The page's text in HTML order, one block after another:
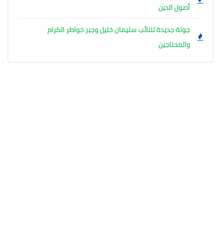
أصول الدين
جولة جديدة للنائب سليمان خليل وجبر خواطر الكرام
والمحتاجين